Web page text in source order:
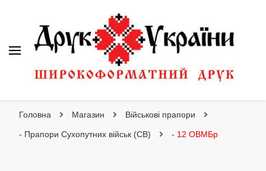
Головна Магазин Військові прапори
- Прапори Сухопутних військ (СВ) - 12 ОВМБр